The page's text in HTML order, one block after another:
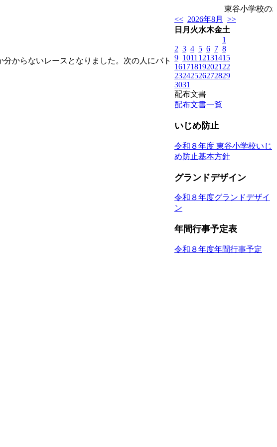
東谷小学校の
からないレースとなりました。次の人にバト
<< 2026年8月
>>
日 月 火水木金土
1
2 3 4 5 6 7 8
9 1011 12131415
161718192021 22
23242526272829
3031
配布文書
配布文書一覧
いじめ防止
令和８年度 東谷小学校いじ
め防止基本方針
グランドデザイン
令和８年度グランドデザイ
ン
年間行事予定表
令和８年度年間行事予定